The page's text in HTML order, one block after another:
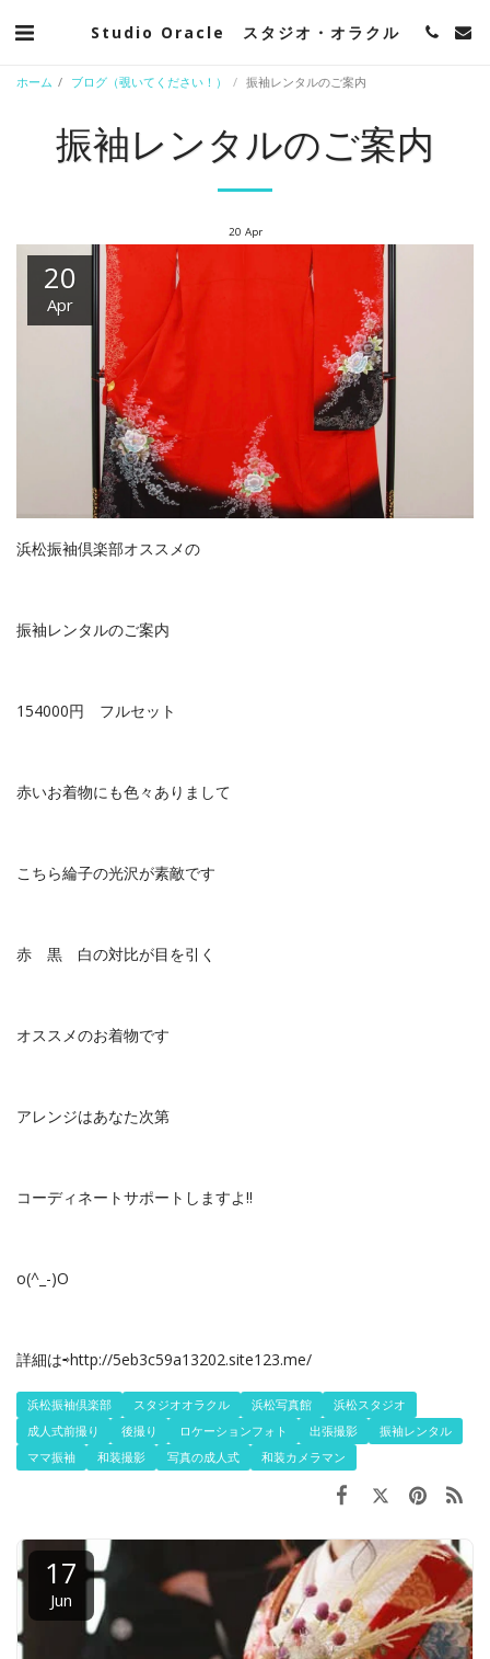
Studio Oracle スタジオ・オラクル
ホーム ブログ（覗いてください！） 振袖レンタルのご案内
振袖レンタルのご案内
20 Apr
20
Apr
浜松振袖倶楽部オススメの
振袖レンタルのご案内
154000円 フルセット
赤いお着物にも色々ありまして
こちら綸子の光沢が素敵です
赤 黒 白の対比が目を引く
オススメのお着物です
アレンジはあなた次第
コーディネートサポートしますよ‼️
o(^_-)O
詳細は⇨http://5eb3c59a13202.site123.me/
浜松振袖倶楽部 スタジオオラクル 浜松写真館
浜松スタジオ
成人式前撮り
後撮り ロケーションフォト 出張撮影
振袖レンタル
ママ振袖
和装撮影 写真の成人式 和装カメラマン
17
Jun